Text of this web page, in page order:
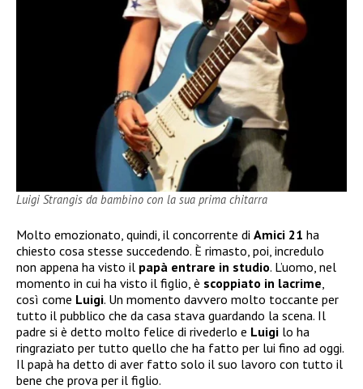
Luigi Strangis da bambino con la sua prima chitarra
Molto emozionato, quindi, il concorrente di Amici 21 ha
chiesto cosa stesse succedendo. È rimasto, poi, incredulo
non appena ha visto il papà entrare in studio. L’uomo, nel
momento in cui ha visto il figlio, è scoppiato in lacrime
così come Luigi. Un momento davvero molto toccante per
tutto il pubblico che da casa stava guardando la scena. Il
padre si è detto molto felice di rivederlo e Luigi lo ha
ringraziato per tutto quello che ha fatto per lui fino ad oggi.
Il papà ha detto di aver fatto solo il suo lavoro con tutto il
bene che prova per il figlio.